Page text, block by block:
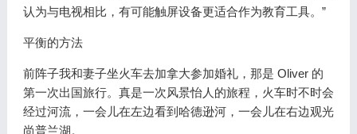
认为与电视相比，有可能触屏设备更适合作为教育工具。”
平衡的方法
前阵子我和妻子坐火车去加拿大参加婚礼，那是 Oliver 的
第一次出国旅行。真是一次风景怡人的旅程，火车时不时会
经过河流，一会儿在左边看到哈德逊河，一会儿在右边观光
尚普兰湖。